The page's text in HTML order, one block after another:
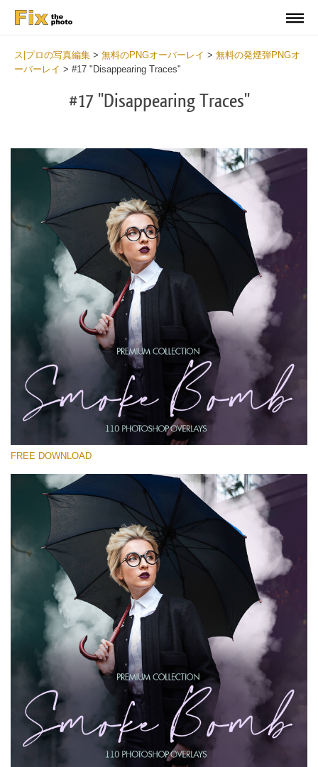
ス|プロの写真編集 > 無料のPNGオーバーレイ > 無料の発煙弾PNGオ
ーバーレイ > #17 "Disappearing Traces"
#17 "Disappearing Traces"
選んでください
Free PNG Overlay #17
Small 800*533px
Smoke Bomb
(110 Overlays)
Fairy Tale (344 Overlays)
Entire Collection
(1783 Overlays)
Large 6000*4000px
無料ダウンロード
FREE DOWNLOAD